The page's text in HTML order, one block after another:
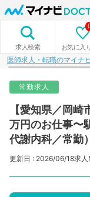
求人検索 お気に入
医師求人・転職のマイナ
常勤求人
【愛知県／岡
万円のお仕事〜
代謝内科／常勤）
更新日 : 2026/06/18求人